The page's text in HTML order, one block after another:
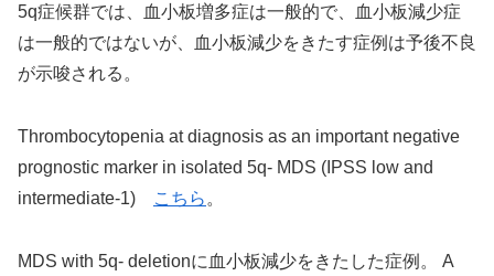
5q症候群では、血小板増多症は一般的で、血小板減少症
は一般的ではないが、血小板減少をきたす症例は予後不良
が示唆される。
Thrombocytopenia at diagnosis as an important negative
prognostic marker in isolated 5q- MDS (IPSS low and
intermediate-1)
こちら 。
MDS with 5q- deletionに血小板減少をきたした症例。 A